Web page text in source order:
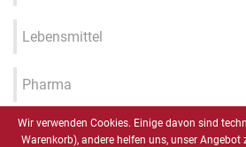
Lebensmittel
Pharma
Industrie 4.0 / IIOT / Smart
Wir verwenden Cookies. Einige davon sind
Warenkorb), andere helfen uns, unser Angebot